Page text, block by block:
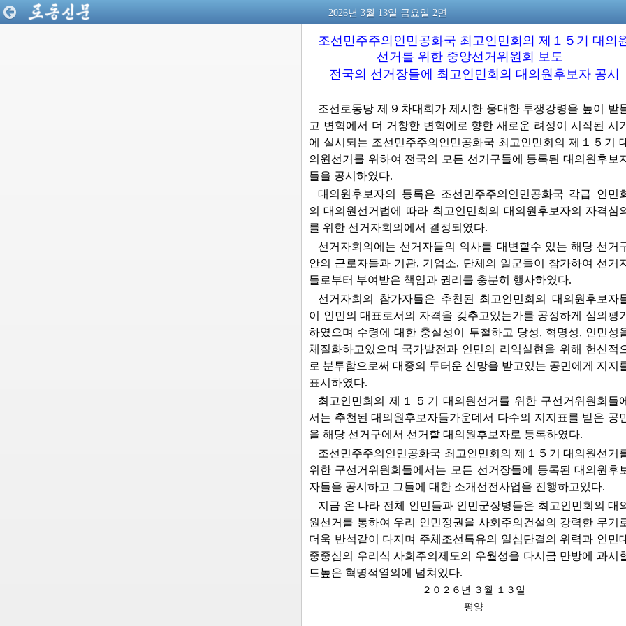
2026년 3월 13일 금요일 2면
조선민주주의인민공화국 최고인민회의 제１５기 대의
선거를 위한 중앙선거위원회 보도
전국의 선거장들에 최고인민회의 대의원후보자 공시
조선로동당 제９차대회가 제시한 웅대한 투쟁강령을 높이 받
고 변혁에서 더 거창한 변혁에로 향한 새로운 려정이 시작된 시기
에 실시되는 조선민주주의인민공화국 최고인민회의 제１５기
의원선거를 위하여 전국의 모든 선거구들에 등록된 대의원후보
들을 공시하였다.
대의원후보자의 등록은 조선민주주의인민공화국 각급 인민
의 대의원선거법에 따라 최고인민회의 대의원후보자의 자격심
를 위한 선거자회의에서 결정되였다.
선거자회의에는 선거자들의 의사를 대변할수 있는 해당 선거
안의 근로자들과 기관, 기업소, 단체의 일군들이 참가하여 선거
들로부터 부여받은 책임과 권리를 충분히 행사하였다.
선거자회의 참가자들은 추천된 최고인민회의 대의원후보자
이 인민의 대표로서의 자격을 갖추고있는가를 공정하게 심의평
하였으며 수령에 대한 충실성이 투철하고 당성, 혁명성, 인민성
체질화하고있으며 국가발전과 인민의 리익실현을 위해 헌신적
로 분투함으로써 대중의 두터운 신망을 받고있는 공민에게 지지
표시하였다.
최고인민회의 제１５기 대의원선거를 위한 구선거위원회들에
서는 추천된 대의원후보자들가운데서 다수의 지지표를 받은 공
을 해당 선거구에서 선거할 대의원후보자로 등록하였다.
조선민주주의인민공화국 최고인민회의 제１５기 대의원선거
위한 구선거위원회들에서는 모든 선거장들에 등록된 대의원후
자들을 공시하고 그들에 대한 소개선전사업을 진행하고있다.
지금 온 나라 전체 인민들과 인민군장병들은 최고인민회의 대
원선거를 통하여 우리 인민정권을 사회주의건설의 강력한 무기
더욱 반석같이 다지며 주체조선특유의 일심단결의 위력과 인민
중중심의 우리식 사회주의제도의 우월성을 다시금 만방에 과시
드높은 혁명적열의에 넘쳐있다.
２０２６년 ３월 １３일
평양